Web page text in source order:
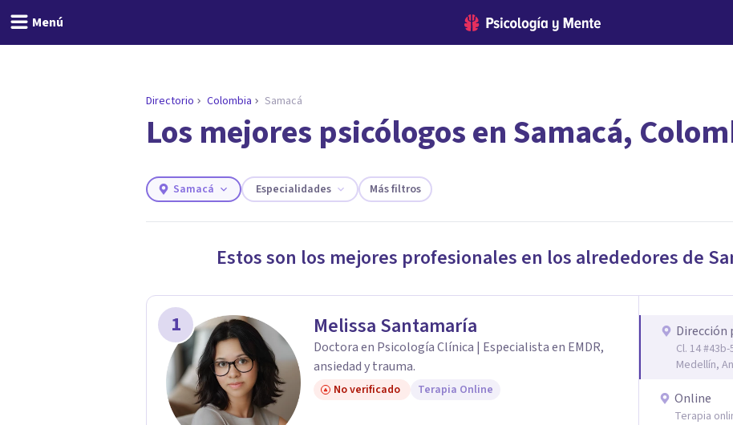
Menú
ENCONTRAR MI TERAPEUTA
¿Necesitas ayuda para encontrar el psicólogo adecuado?
Responder cuestionario
Directorio Colombia Samacá
Los mejores psicólogos en Samacá,
Samacá Especialidades Más filtros
Estos son los mejores profesionales en los alrededores de
1 Melissa Santamaría
Doctora en Psicología Clínica | Especialista en EMDR,
ansiedad y trauma.
No verificado Terapia Online
Dirección
Cl. 14
Medellín,
Online
Terapia